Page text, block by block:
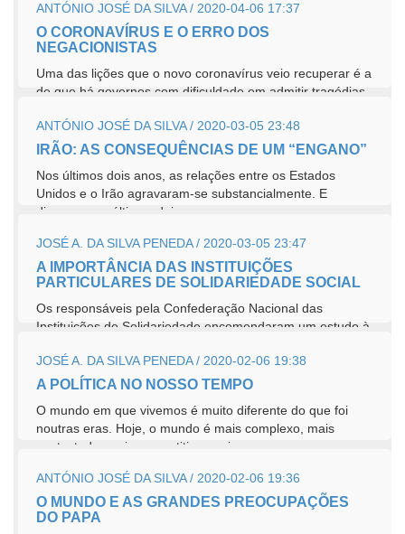
ANTÓNIO JOSÉ DA SILVA / 2020-04-06 17:37
O CORONAVÍRUS E O ERRO DOS
NEGACIONISTAS
Uma das lições que o novo coronavírus veio recuperar é a
de que há governos com dificuldade em admitir tragédias
ANTÓNIO JOSÉ DA SILVA / 2020-03-05 23:48
IRÃO: AS CONSEQUÊNCIAS DE UM “ENGANO”
Nos últimos dois anos, as relações entre os Estados
Unidos e o Irão agravaram-se substancialmente. E
dizemos nos últimos dois...
JOSÉ A. DA SILVA PENEDA / 2020-03-05 23:47
A IMPORTÂNCIA DAS INSTITUIÇÕES
PARTICULARES DE SOLIDARIEDADE SOCIAL
Os responsáveis pela Confederação Nacional das
Instituições de Solidariedade encomendaram um estudo à
JOSÉ A. DA SILVA PENEDA / 2020-02-06 19:38
A POLÍTICA NO NOSSO TEMPO
O mundo em que vivemos é muito diferente do que foi
noutras eras. Hoje, o mundo é mais complexo, mais
contestado, mais competitivo, mais...
ANTÓNIO JOSÉ DA SILVA / 2020-02-06 19:36
O MUNDO E AS GRANDES PREOCUPAÇÕES
DO PAPA